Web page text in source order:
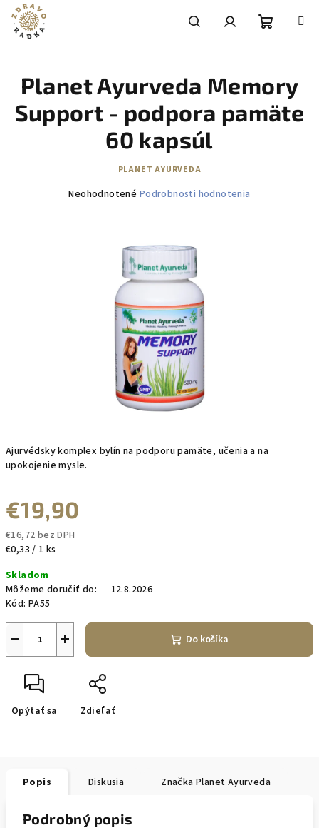
Prejsť
obsah
košík
Ajurvédsky komplex bylín na podporu pamäte, učenia a na
upokojenie mysle.
€19,90
€16,72 bez DPH
Jednotková
€0,33 / 1 ks
Skladom
Môžeme doručiť do:
12.8.2026
Kód: PA55
+
− Do košíka
Opýtať sa Zdieľať
Planet Ayurveda Memory
Support - podpora pamäte
60 kapsúl
PLANET AYURVEDA
Priemerné
hviezdičiek.
Neohodnotené Podrobnosti hodnotenia
Popis Diskusia Značka Planet Ayurveda
Podrobný popis